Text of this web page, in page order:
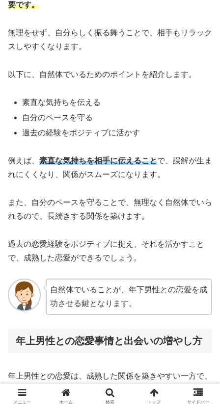
要です。
無理をせず、自分らしく振る舞うことで、相手もリラック
スしやすくなります。
以下に、自然体でいるためのポイントを紹介します。
素直な気持ちを伝える
自分のペースを守る
過去の経験をポジティブに活かす
例えば、 素直な気持ちを相手に伝えることで、誤解が生ま
れにくくなり、関係がスムーズになります。
また、自分のペースを守ることで、無理なく自然体でいら
れるので、長続きする関係を築けます。
過去の恋愛経験をポジティブに捉え、それを活かすこと
で、成熟した恋愛ができるでしょう。
自然体でいることが、年下男性との恋愛を成
功させる鍵となります。
年上男性との恋愛事情と出会いの増やし方
年上男性との恋愛は、成熟した関係を築きやすい一方で、
出会いの機会を増やす工夫が必要です。
メニュー ホーム 検索 トップ サイドバー